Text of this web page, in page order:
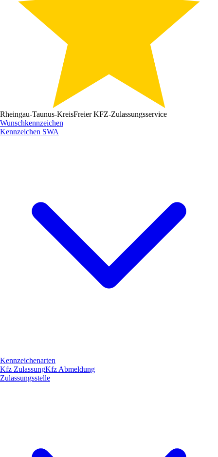
Rheingau-Taunus-KreisFreier KFZ-Zulassungsservice
Wunschkennzeichen
Kennzeichen SWA
Kennzeichenarten
Kfz ZulassungKfz Abmeldung
Zulassungsstelle